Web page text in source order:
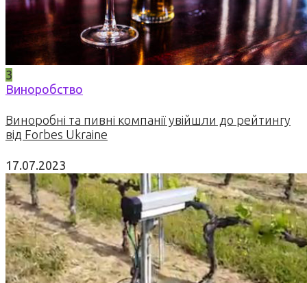
3
Виноробство
Виноробні та пивні компанії увійшли до рейтингу
від Forbes Ukraine
17.07.2023